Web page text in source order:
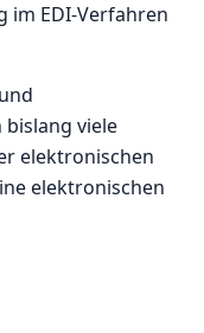
im EDI-Verfahren
viele
elektronischen
elektronischen